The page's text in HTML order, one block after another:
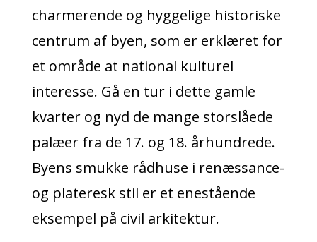
charmerende og hyggelige historiske
centrum af byen, som er erklæret for
et område at national kulturel
interesse. Gå en tur i dette gamle
kvarter og nyd de mange storslåede
palæer fra de 17. og 18. århundrede.
Byens smukke rådhuse i renæssance-
og plateresk stil er et enestående
eksempel på civil arkitektur.